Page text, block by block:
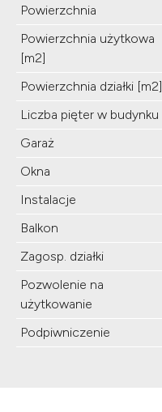
Powierzchnia
Powierzchnia użytkowa
[m2]
Powierzchnia działki [m2]
Liczba pięter w budynku
Garaż
Okna
Instalacje
Balkon
Zagosp. działki
Pozwolenie na
użytkowanie
Podpiwniczenie